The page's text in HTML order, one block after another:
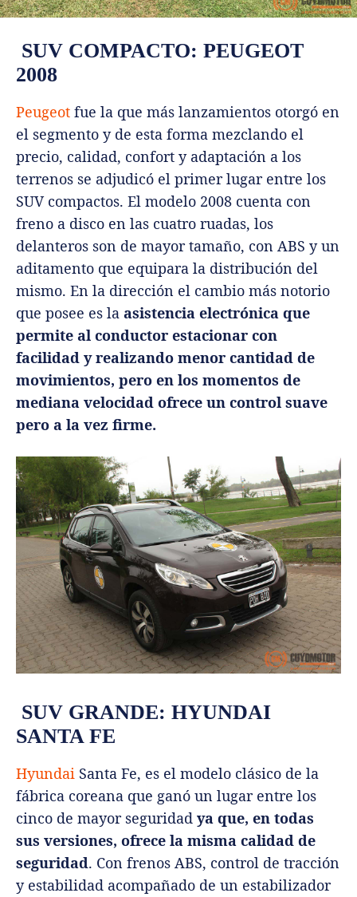
SUV COMPACTO: PEUGEOT
2008
Peugeot fue la que más lanzamientos otorgó en
el segmento y de esta forma mezclando el
precio, calidad, confort y adaptación a los
terrenos se adjudicó el primer lugar entre los
SUV compactos. El modelo 2008 cuenta con
freno a disco en las cuatro ruadas, los
delanteros son de mayor tamaño, con ABS y un
aditamento que equipara la distribución del
mismo. En la dirección el cambio más notorio
que posee es la asistencia electrónica que
permite al conductor estacionar con
facilidad y realizando menor cantidad de
movimientos, pero en los momentos de
mediana velocidad ofrece un control suave
pero a la vez firme.
SUV GRANDE: HYUNDAI
SANTA FE
Hyundai Santa Fe, es el modelo clásico de la
fábrica coreana que ganó un lugar entre los
cinco de mayor seguridad ya que, en todas
sus versiones, ofrece la misma calidad de
seguridad. Con frenos ABS, control de tracción
y estabilidad acompañado de un estabilizador